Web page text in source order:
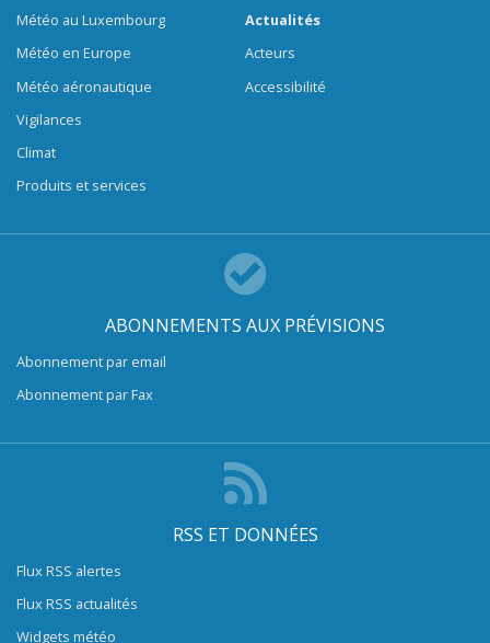
Météo au Luxembourg
Météo en Europe
Météo aéronautique
Vigilances
Climat
Produits et services
Actualités
Acteurs
Accessibilité
ABONNEMENTS AUX PRÉVISIONS
Abonnement par email
Abonnement par Fax
RSS ET DONNÉES
Flux RSS alertes
Flux RSS actualités
Widgets météo